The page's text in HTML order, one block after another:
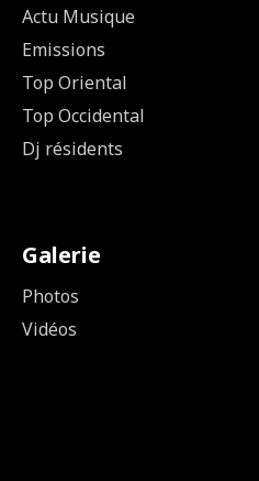
Actu Musique
Emissions
Top Oriental
Top Occidental
Dj résidents
Galerie
Photos
Vidéos